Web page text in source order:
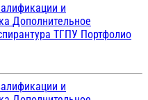
и
Дополнительное
ТГПУ Портфолио
и